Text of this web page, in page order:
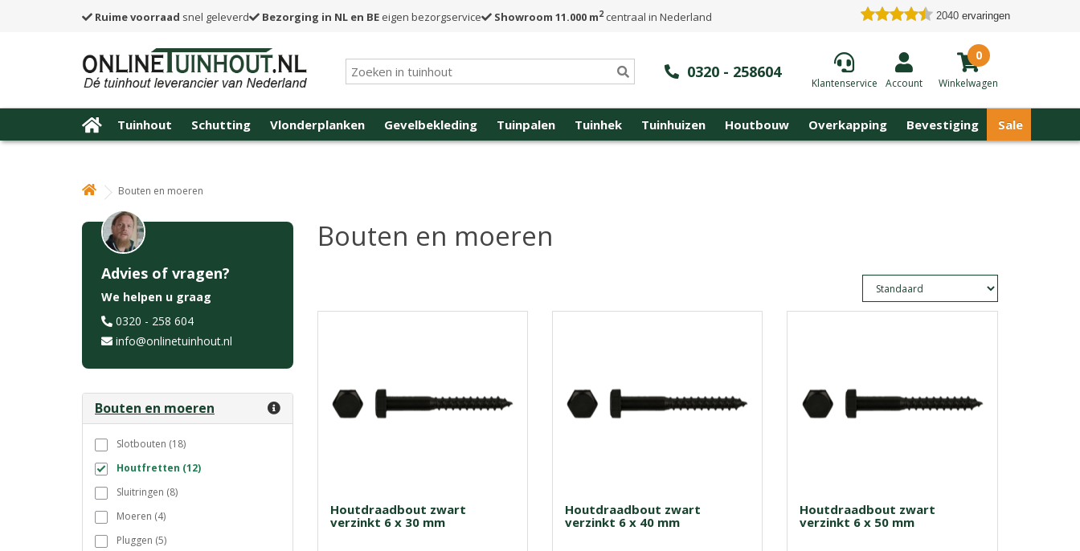
Ruime voorraad snel geleverd Bezorging in NL en BE eigen bezorgservice Showroom 11.000 m2centraal in Nederland 2040 ervaringen
0320 - 258604
Klantenservice Account
0
Winkelwagen
Tuinhout Schutting Vlonderplanken Gevelbekleding Tuinpalen Tuinhek Tuinhuizen Houtbouw Overkapping Bevestiging Sale
Bouten en moeren
Advies of vragen?
We helpen u graag
0320 - 258 604
info@onlinetuinhout.nl
Bouten en moeren
Slotbouten (18)
Houtfretten (12)
Sluitringen (8)
Moeren (4)
Pluggen (5)
Bouten en moeren
Houtdraadbout zwart
verzinkt 6 x 30 mm
Houtdraadbout zwart
verzinkt 6 x 40 mm
Houtdraadbout zwart
verzinkt 6 x 50 mm